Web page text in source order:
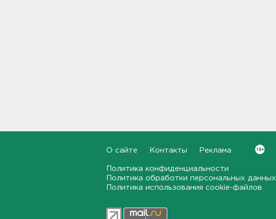
Тройняшек выписали из
перинатального центра
О сайте Контакты Реклама
Политика конфиденциальности
Политика обработки персональных данных
Политика использования cookie-файлов